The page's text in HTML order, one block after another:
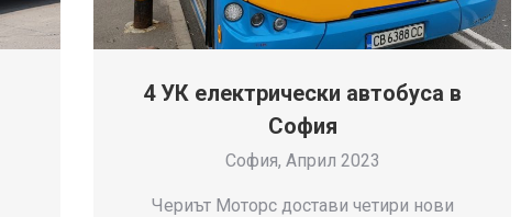
4 УК електрически автобуса в
София
София, Април 2023
Чериът Моторс достави четири нови